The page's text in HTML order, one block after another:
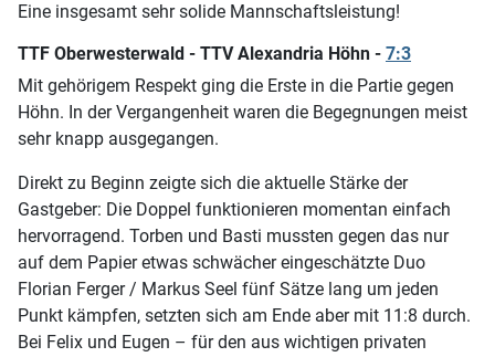
Eine insgesamt sehr solide Mannschaftsleistung!
TTF Oberwesterwald - TTV Alexandria Höhn - 7:3
Mit gehörigem Respekt ging die Erste in die Partie gegen
Höhn. In der Vergangenheit waren die Begegnungen meist
sehr knapp ausgegangen.
Direkt zu Beginn zeigte sich die aktuelle Stärke der
Gastgeber: Die Doppel funktionieren momentan einfach
hervorragend. Torben und Basti mussten gegen das nur
auf dem Papier etwas schwächer eingeschätzte Duo
Florian Ferger / Markus Seel fünf Sätze lang um jeden
Punkt kämpfen, setzten sich am Ende aber mit 11:8 durch.
Bei Felix und Eugen – für den aus wichtigen privaten